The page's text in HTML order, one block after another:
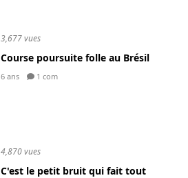
3,677 vues
Course poursuite folle au Brésil
6 ans 1 com
4,870 vues
C'est le petit bruit qui fait tout